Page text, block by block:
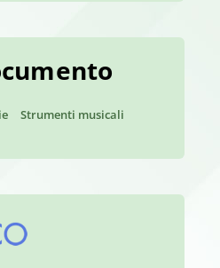
Strumenti musicali